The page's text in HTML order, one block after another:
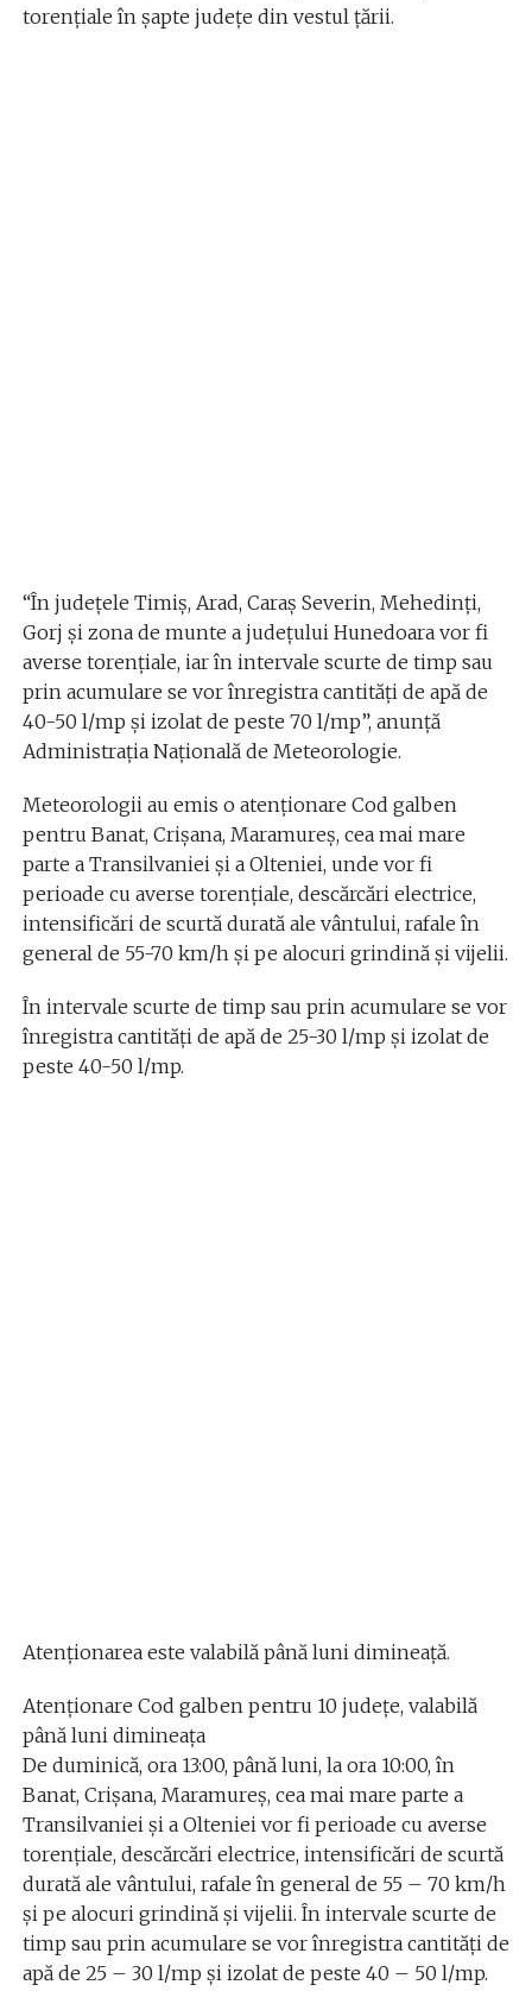
torențiale în șapte județe din vestul țării.
“În județele Timiș, Arad, Caraș Severin, Mehedinți,
Gorj și zona de munte a județului Hunedoara vor fi
averse torențiale, iar în intervale scurte de timp sau
prin acumulare se vor înregistra cantități de apă de
40-50 l/mp și izolat de peste 70 l/mp”, anunță
Administrația Națională de Meteorologie.
Meteorologii au emis o atenționare Cod galben
pentru Banat, Crișana, Maramureș, cea mai mare
parte a Transilvaniei și a Olteniei, unde vor fi
perioade cu averse torențiale, descărcări electrice,
intensificări de scurtă durată ale vântului, rafale în
general de 55-70 km/h și pe alocuri grindină și vijelii.
În intervale scurte de timp sau prin acumulare se vor
înregistra cantități de apă de 25-30 l/mp și izolat de
peste 40-50 l/mp.
Atenționarea este valabilă până luni dimineață.
Atenţionare Cod galben pentru 10 judeţe, valabilă
până luni dimineaţa
De duminică, ora 13:00, până luni, la ora 10:00, în
Banat, Crişana, Maramureş, cea mai mare parte a
Transilvaniei şi a Olteniei vor fi perioade cu averse
torenţiale, descărcări electrice, intensificări de scurtă
durată ale vântului, rafale în general de 55 – 70 km/h
şi pe alocuri grindină şi vijelii. În intervale scurte de
timp sau prin acumulare se vor înregistra cantităţi de
apă de 25 – 30 l/mp şi izolat de peste 40 – 50 l/mp.